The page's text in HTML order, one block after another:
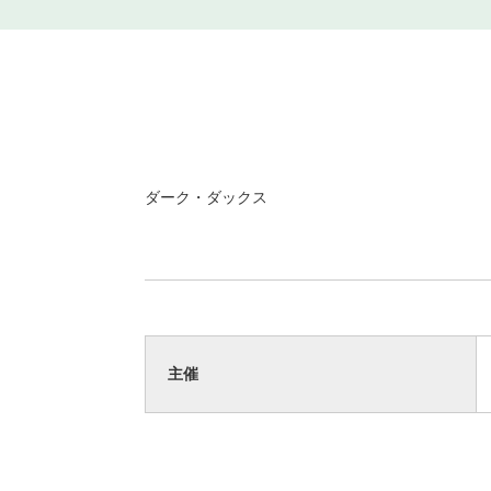
ダーク・ダックス
主催